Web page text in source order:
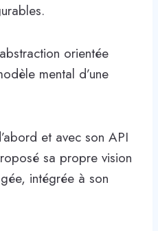
orientée
mental d’une
et avec son API
sa propre vision
intégrée à son